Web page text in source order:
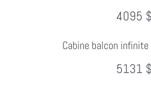
4095 $
Cabine balcon infinite
5131 $